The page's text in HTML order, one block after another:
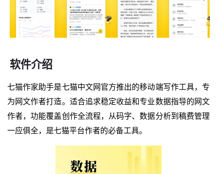
软件介绍
七猫作家助手是七猫中文网官方推出的移动端写作工具，专
为网文作者打造。适合追求稳定收益和专业数据指导的网文
作者，功能覆盖创作全流程，从码字、数据分析到稿费管理
一应俱全，是七猫平台作者的必备工具。